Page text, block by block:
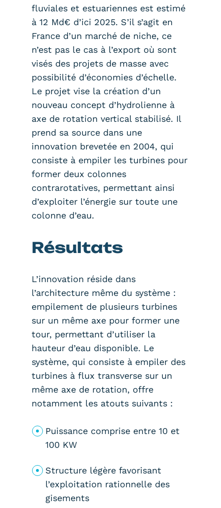
fluviales et estuariennes est estimé
à 12 Md€ d’ici 2025. S’il s’agit en
France d’un marché de niche, ce
n’est pas le cas à l’export où sont
visés des projets de masse avec
possibilité d’économies d’échelle.
Le projet vise la création d’un
nouveau concept d’hydrolienne à
axe de rotation vertical stabilisé. Il
prend sa source dans une
innovation brevetée en 2004, qui
consiste à empiler les turbines pour
former deux colonnes
contrarotatives, permettant ainsi
d’exploiter l’énergie sur toute une
colonne d’eau.
Résultats
L’innovation réside dans
l’architecture même du système :
empilement de plusieurs turbines
sur un même axe pour former une
tour, permettant d’utiliser la
hauteur d’eau disponible. Le
système, qui consiste à empiler des
turbines à flux transverse sur un
même axe de rotation, offre
notamment les atouts suivants :
Puissance comprise entre 10 et
100 KW
Structure légère favorisant
l’exploitation rationnelle des
gisements